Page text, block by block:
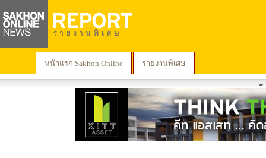
หน้าแรก Sakhon Online รายงานพิเศษ